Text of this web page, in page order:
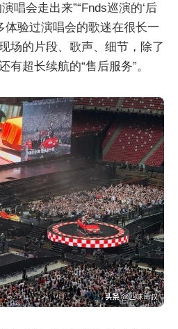
唱会走出来”“Fnds巡演的‘后
体验过演唱会的歌迷在很长一
场的片段、歌声、细节，除了
有超长续航的“售后服务”。